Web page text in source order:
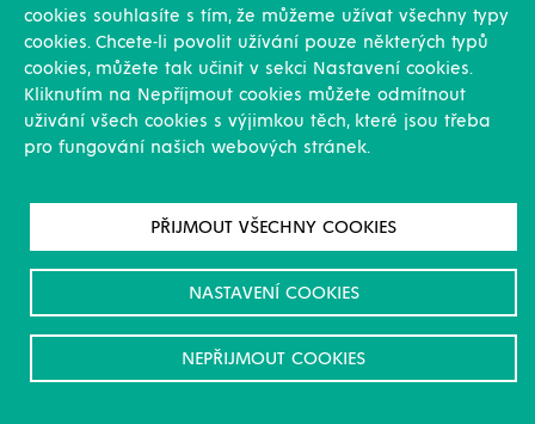
Příslušenství k nádržím
Nádrže na požární vodu
Nádrže na kejdu a močůvku
Nádrže na pitnou vodu
Nádrže na odpadní vodu
Plynojemy
cookies souhlasíte s tím, že můžeme užívat všechny typy
cookies. Chcete-li povolit užívání pouze některých typů
cookies, můžete tak učinit v sekci Nastavení cookies.
Kliknutím na Nepříjmout cookies můžete odmítnout
uživání všech cookies s výjimkou těch, které jsou třeba
pro fungování našich webových stránek.
PŘIJMOUT VŠECHNY COOKIES
NASTAVENÍ COOKIES
NEPŘIJMOUT COOKIES